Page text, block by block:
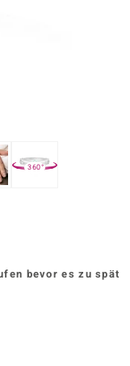
360°
bevor es zu spät